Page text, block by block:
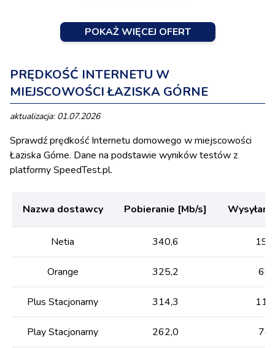
POKAŻ WIĘCEJ OFERT
PRĘDKOŚĆ INTERNETU W
MIEJSCOWOŚCI ŁAZISKA GÓRNE
aktualizacja: 01.07.2026
Sprawdź prędkość Internetu domowego w miejscowości
Łaziska Górne. Dane na podstawie wyników testów z
platformy SpeedTest.pl.
Nazwa dostawcy Pobieranie [Mb/s]
Netia 340,6
Orange 325,2
Plus Stacjonarny 314,3
Play Stacjonarny 262,0